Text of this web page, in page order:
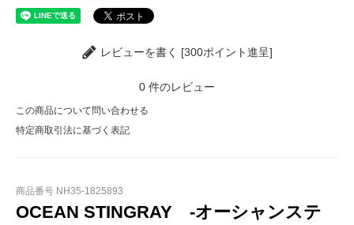
レビューを書く [300ポイント進呈]
0 件のレビュー
この商品について問い合わせる
特定商取引法に基づく表記
商品番号 NH35-1825893
OCEAN STINGRAY -オーシャンステ